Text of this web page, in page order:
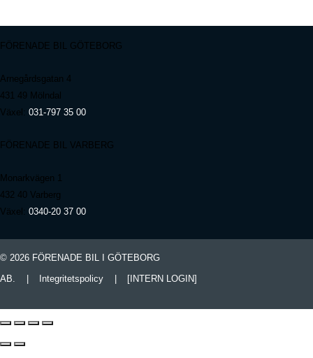
FÖRENADE BIL GÖTEBORG
Arnegårdsgatan 4
431 49 Mölndal
Växel: 031-797 35 00
FÖRENADE BIL VARBERG
Monarkvägen 1
432 40 Varberg
Växel: 0340-20 37 00
© 2026 FÖRENADE BIL I GÖTEBORG
AB.
Integritetspolicy [INTERN LOGIN]